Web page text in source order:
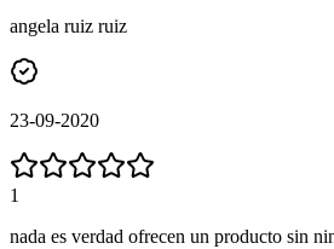
angela ruiz ruiz
23-09-2020
1
nada es verdad ofrecen un producto sin